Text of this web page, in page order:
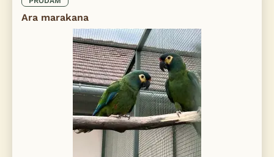
Ara marakana